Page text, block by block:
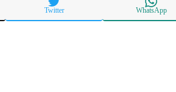
WhatsApp
Twitter